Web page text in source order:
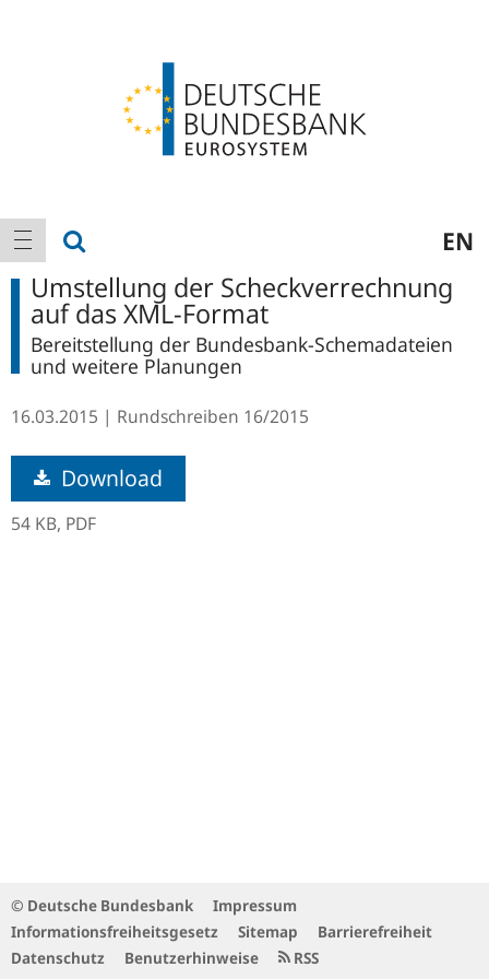
Hauptnavigation
Navigation anzeigen EN
Umstellung der Scheckverrechnung
auf das XML-Format
Bereitstellung der Bundesbank-Schemadateien
und weitere Planungen
16.03.2015 Rundschreiben 16/2015
Download
54 KB, PDF
© Deutsche Bundesbank
Impressum
Informationsfreiheitsgesetz
Sitemap
Barrierefreiheit
Datenschutz
Benutzerhinweise RSS